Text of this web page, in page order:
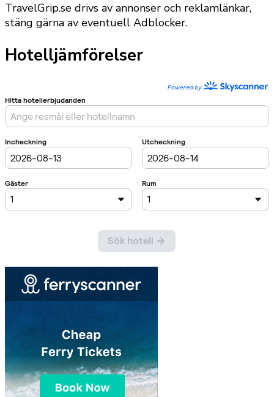
TravelGrip.se drivs av annonser och reklamlänkar,
stäng gärna av eventuell Adblocker.
Hotelljämförelser